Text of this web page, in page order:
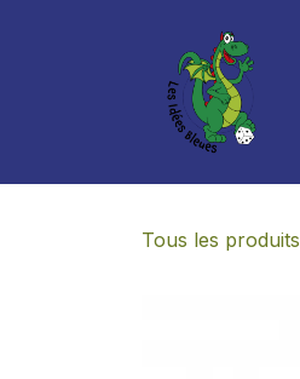
Tous les produits